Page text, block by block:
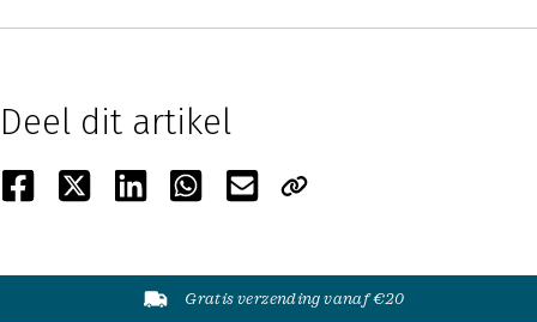
Deel dit artikel
Gratis verzending vanaf €20